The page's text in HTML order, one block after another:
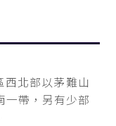
西北部以茅難山
一帶，另有少部